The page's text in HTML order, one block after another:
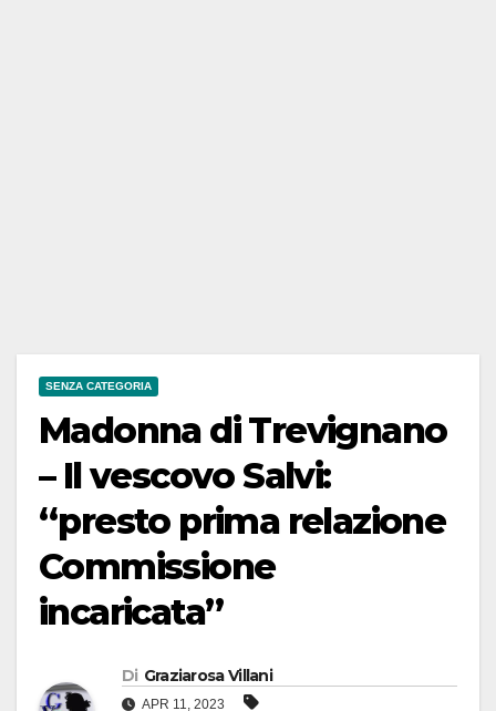
SENZA CATEGORIA
Madonna di Trevignano
– Il vescovo Salvi:
“presto prima relazione
Commissione
incaricata”
Di Graziarosa Villani
APR 11, 2023